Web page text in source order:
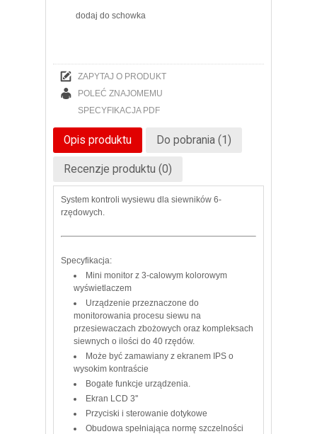
dodaj do schowka
ZAPYTAJ O PRODUKT
POLEĆ ZNAJOMEMU
SPECYFIKACJA PDF
Opis produktu Do pobrania (1)
Recenzje produktu (0)
System kontroli wysiewu dla siewników 6-
rzędowych.
Specyfikacja:
Mini monitor z 3-calowym kolorowym
wyświetlaczem
Urządzenie przeznaczone do
monitorowania procesu siewu na
przesiewaczach zbożowych oraz kompleksach
siewnych o ilości do 40 rzędów.
Może być zamawiany z ekranem IPS o
wysokim kontraście
Bogate funkcje urządzenia.
Ekran LCD 3''
Przyciski i sterowanie dotykowe
Obudowa spełniająca normę szczelności